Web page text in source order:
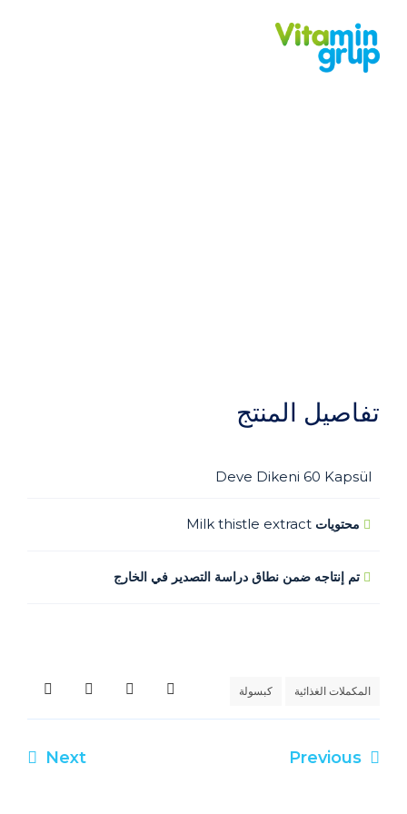
تفاصيل المنتج
Deve Dikeni 60 Kapsül
محتويات Milk thistle extract
تم إنتاجه ضمن نطاق دراسة التصدير في الخارج
المكملات الغذائية كبسولة
تصفّح
Previous
Next